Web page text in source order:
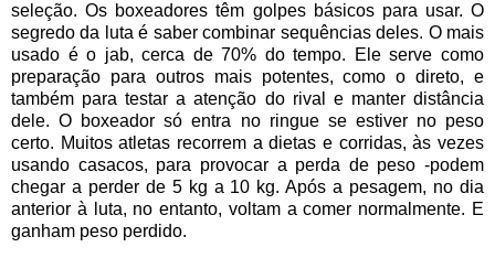
seleção. Os boxeadores têm golpes básicos para usar. O
segredo da luta é saber combinar sequências deles. O mais
usado é o jab, cerca de 70% do tempo. Ele serve como
preparação para outros mais potentes, como o direto, e
também para testar a atenção do rival e manter distância
dele. O boxeador só entra no ringue se estiver no peso
certo. Muitos atletas recorrem a dietas e corridas, às vezes
usando casacos, para provocar a perda de peso -podem
chegar a perder de 5 kg a 10 kg. Após a pesagem, no dia
anterior à luta, no entanto, voltam a comer normalmente. E
ganham peso perdido.